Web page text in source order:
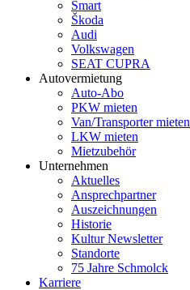
Smart
Škoda
Audi
Volkswagen
SEAT CUPRA
Autovermietung
Auto-Abo
PKW mieten
Van/Transporter mieten
LKW mieten
Mietzubehör
Unternehmen
Aktuelles
Ansprechpartner
Auszeichnungen
Historie
Kultur Newsletter
Standorte
75 Jahre Schmolck
Karriere